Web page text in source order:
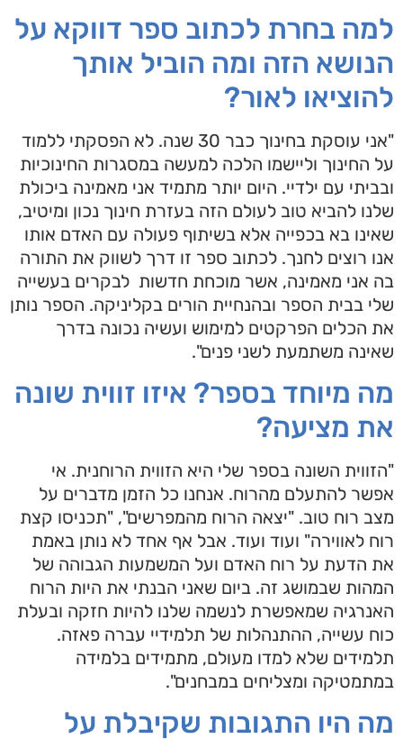
למה בחרת לכתוב ספר דווקא על
הנושא הזה ומה הוביל אותך
להוציאו לאור?
"אני עוסקת בחינוך כבר 30 שנה. לא הפסקתי ללמוד
על החינוך וליישמו הלכה למעשה במסגרות החינוכיות
ובביתי עם ילדיי. היום יותר מתמיד אני מאמינה ביכולת
שלנו להביא טוב לעולם הזה בעזרת חינוך נכון ומיטיב,
שאינו בא בכפייה אלא בשיתוף פעולה עם האדם אותו
אנו רוצים לחנך. לכתוב ספר זו דרך לשווק את התורה
בה אני מאמינה, אשר מוכחת חדשות לבקרים בעשייה
שלי בבית הספר ובהנחיית הורים בקליניקה. הספר נותן
את הכלים הפרקטים למימוש ועשיה נכונה בדרך
שאינה משתמעת לשני פנים".
מה מיוחד בספר? איזו זווית שונה
את מציעה?
"הזווית השונה בספר שלי היא הזווית הרוחנית. אי
אפשר להתעלם מהרוח. אנחנו כל הזמן מדברים על
מצב רוח טוב. "יצאה הרוח מהמפרשים", "תכניסו קצת
רוח לאווירה" ועוד ועוד. אבל אף אחד לא נותן באמת
את הדעת על רוח האדם ועל המשמעות הגבוהה של
המהות שבמושג זה. ביום שאני הבנתי את היות הרוח
האנרגיה שמאפשרת לנשמה שלנו להיות חזקה ובעלת
כוח עשייה, ההתנהלות של תלמידיי עברה פאזה.
תלמידים שלא למדו מעולם, מתמידים בלמידה
במתמטיקה ומצליחים במבחנים".
מה היו התגובות שקיבלת על